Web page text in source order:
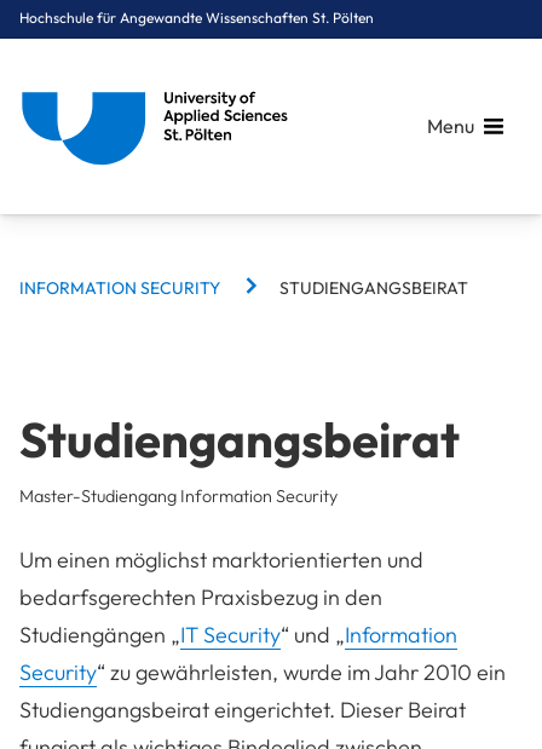
Hochschule für Angewandte Wissenschaften St. Pölten
Menu
You are here:
BREADCRUMBS
INFORMATION SECURITY STUDIENGANGSBEIRAT
Studiengangsbeirat
Master-Studiengang Information Security
Um einen möglichst marktorientierten und
bedarfsgerechten Praxisbezug in den
Studiengängen „IT Security“ und „Information
Security“ zu gewährleisten, wurde im Jahr 2010 ein
Studiengangsbeirat eingerichtet. Dieser Beirat